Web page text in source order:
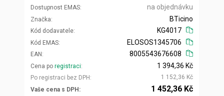
Dostupnost EMAS na objednávku
Značka
Kód dodavatele
BTicino
KG4017
Kód EMAS
EAN
ELOSOS1345706
8005543676608
Cena po registraci
Po registraci bez DPH
1 394,36 Kč
1 152,36 Kč
Vaše cena s DPH
1 452,36 Kč